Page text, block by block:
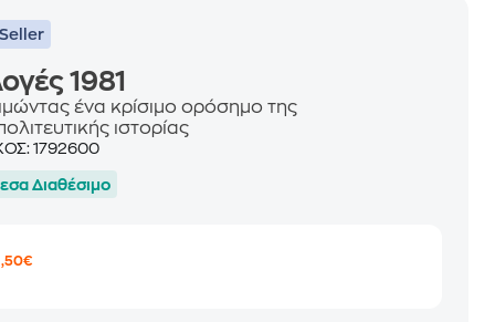
1981
ένα κρίσιμο ορόσημο της
ιστορίας
1792600
Διαθέσιμο
,50€